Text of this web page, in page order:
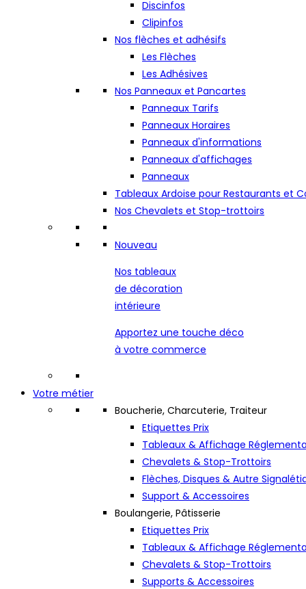
Discinfos
Clipinfos
Nos flèches et adhésifs
Les Flèches
Les Adhésives
Nos Panneaux et Pancartes
Panneaux Tarifs
Panneaux Horaires
Panneaux d'informations
Panneaux d'affichages
Panneaux
Tableaux Ardoise pour Restaurants et
Nos Chevalets et Stop-trottoirs
Nouveau
Nos tableaux
de décoration
intérieure
Apportez une touche déco
à votre commerce
Votre métier
Boucherie, Charcuterie, Traiteur
Etiquettes Prix
Tableaux & Affichage
Chevalets & Stop-Trottoirs
Flèches, Disques & Autre
Support & Accessoires
Boulangerie, Pâtisserie
Etiquettes Prix
Tableaux & Affichage
Chevalets & Stop-Trottoirs
Supports & Accessoires